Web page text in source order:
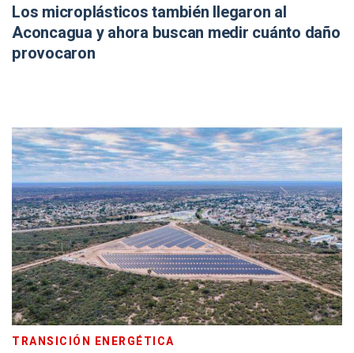
Los microplásticos también llegaron al
Aconcagua y ahora buscan medir cuánto daño
provocaron
TRANSICIÓN ENERGÉTICA